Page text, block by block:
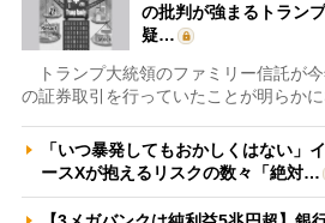
の批判が強まるトラン
疑…
トランプ大統領のファミリー信託が
の証券取引を行っていたことが明らか
「いつ暴発してもおかしくはない」
ースXが抱えるリスクの数々「絶対…